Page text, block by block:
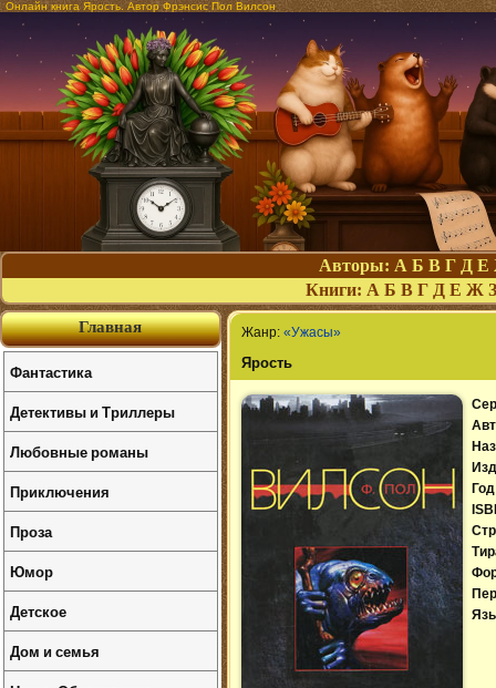
Онлайн книга Ярость. Автор Фрэнсис Пол Вилсон
Авторы: А Б В Г Д Е
Книги: А Б В Г Д Е Ж З
Жанр: «Ужасы»
Ярость
Главная
Фантастика
Детективы и Триллеры
Любовные романы
Приключения
Проза
Юмор
Детское
Дом и семья